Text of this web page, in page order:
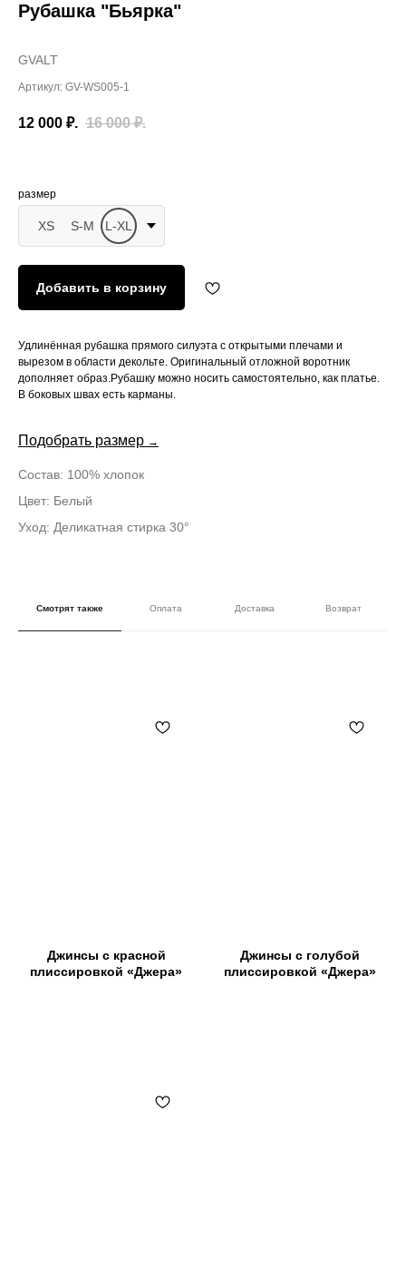
Рубашка "Бьярка"
GVALT
Артикул: GV-WS005-1
12 000 ₽. 16 000 ₽.
размер
XS S-M L-XL
Добавить в корзину
Удлинённая рубашка прямого силуэта с открытыми плечами и
вырезом в области декольте. Оригинальный отложной воротник
дополняет образ.Рубашку можно носить самостоятельно, как платье.
В боковых швах есть карманы.
Подобрать размер →
Состав: 100% хлопок
Цвет: Белый
Уход: Деликатная стирка 30°
Смотрят также Оплата Доставка Возврат
Джинсы с красной
плиссировкой «Джера»
Джинсы с голубой
плиссировкой «Джера»